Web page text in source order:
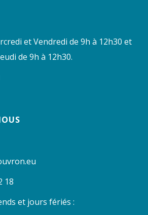
et Vendredi de 9h à 12h30 et
de 9h à 12h30.
18
et jours fériés :